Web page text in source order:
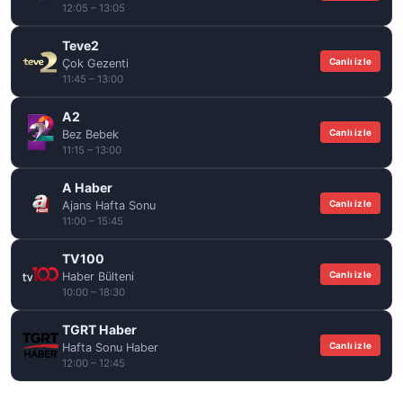
12:05 – 13:05
Teve2
Çok Gezenti
11:45 – 13:00
Canlı izle
A2
Bez Bebek
11:15 – 13:00
Canlı izle
A Haber
Ajans Hafta Sonu
11:00 – 15:45
Canlı izle
TV100
Haber Bülteni
10:00 – 18:30
Canlı izle
TGRT Haber
Hafta Sonu Haber
12:00 – 12:45
Canlı izle